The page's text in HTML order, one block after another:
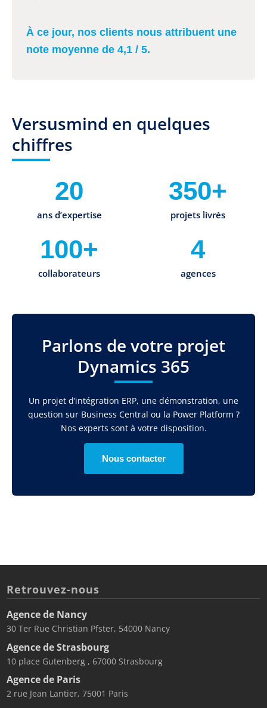
À ce jour, nos clients nous attribuent une
note moyenne de 4,1 / 5.
Versusmind en quelques
chiffres
20
ans d’expertise
350+
projets livrés
100+
collaborateurs
4
agences
Parlons de votre projet
Dynamics 365
Un projet d’intégration ERP, une démonstration, une
question sur Business Central ou la Power Platform ?
Nos experts sont à votre disposition.
Nous contacter
Retrouvez-nous
Agence de Nancy
30 Ter Rue Christian Pfster, 54000 Nancy
Agence de Strasbourg
10 place Gutenberg , 67000 Strasbourg
Agence de Paris
2 rue Jean Lantier, 75001 Paris